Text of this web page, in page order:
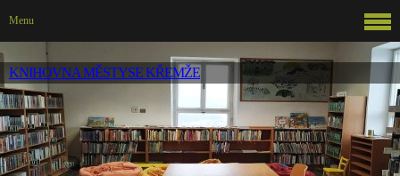
KNIHOVNA MĚSTYSE KŘEMŽE
Menu